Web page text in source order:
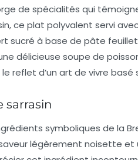
de spécialités qui
, ce plat polyvalent servi
sucré à base de pâte
délicieuse soupe de
reflet d’un art de vivre
sarrasin
symboliques de la
légèrement noisette